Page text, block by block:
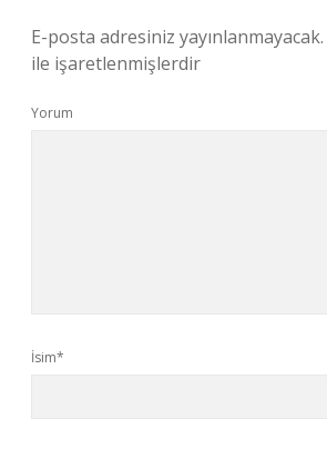
E-posta adresiniz yayınlanmayacak.
ile işaretlenmişlerdir
Yorum
İsim*